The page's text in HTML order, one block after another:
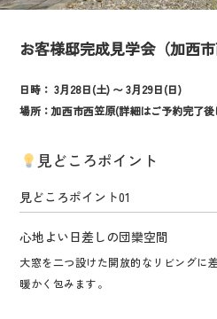
お客様邸完成見学会（加西市
日時： 3月28日(土) 〜3月29日(日)
場所：加西市西笠原(詳細はご予約完了
見どころポイント
見どころポイント01
心地よい日差しの団欒空間
大窓を二つ設けた開放的なリビングに
暖かく包みます。